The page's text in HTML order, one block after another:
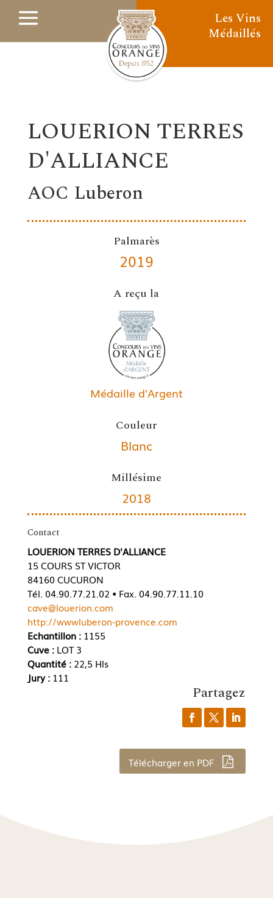
Les Vins
Médaillés
LOUERION TERRES
D'ALLIANCE
AOC Luberon
Palmarès
2019
A reçu la
Médaille d'Argent
Couleur
Blanc
Millésime
2018
Contact
LOUERION TERRES D'ALLIANCE
15 COURS ST VICTOR
84160 CUCURON
Tél. 04.90.77.21.02 • Fax. 04.90.77.11.10
cave@louerion.com
http://wwwluberon-provence.com
Echantillon :1155
Cuve : LOT 3
Quantité : 22,5 Hls
Jury : 111
Partagez
Télécharger en PDF